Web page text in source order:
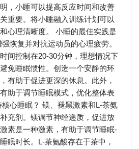
，小睡可以提高反应时间和改善
重要。将小睡融入训练计划可以
心理清晰度。 小睡的最佳实践是
恢复并对抗运动员的心理疲劳。
间控制在20-30分钟，理想情况下
免睡眠惯性。创造一个安静的环
有助于促进更深的休息。此外，
助于调节睡眠模式，优化整体表
心睡眠？ 镁、褪黑激素和L-茶氨
充剂。镁调节神经递质，促进放
素是一种激素，有助于调节睡眠-
眠时长。L-茶氨酸存在于茶中，